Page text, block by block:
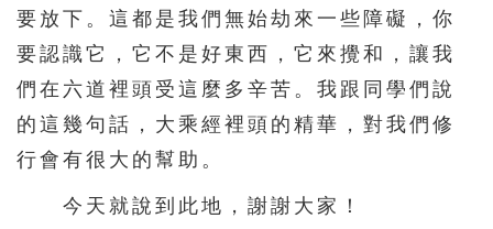
要放下。這都是我們無始劫來一些障礙，你
要認識它，它不是好東西，它來攪和，讓我
們在六道裡頭受這麼多辛苦。我跟同學們說
的這幾句話，大乘經裡頭的精華，對我們修
行會有很大的幫助。
今天就說到此地，謝謝大家！